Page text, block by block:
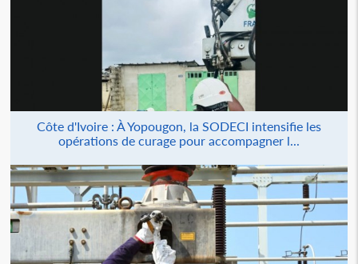
Côte d'Ivoire : À Yopougon, la SODECI intensifie les
opérations de curage pour accompagner l...